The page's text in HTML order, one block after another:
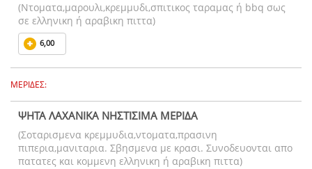
(Ντοματα,μαρουλι,κρεμμυδι,σπιτικος ταραμας ή bbq σως
σε ελληνικη ή αραβικη πιττα)
6,00
ΜΕΡΙΔΕΣ:
ΨΗΤΑ ΛΑΧΑΝΙΚΑ ΝΗΣΤΙΣΙΜΑ ΜΕΡΙΔΑ
(Σοταρισμενα κρεμμυδια,ντοματα,πρασινη
πιπερια,μανιταρια. Σβησμενα με κρασι. Συνοδευονται απο
πατατες και κομμενη ελληνικη ή αραβικη πιττα)